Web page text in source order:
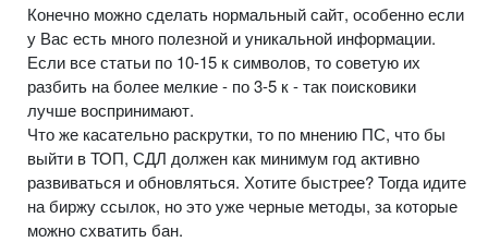
Конечно можно сделать нормальный сайт, особенно если
у Вас есть много полезной и уникальной информации.
Если все статьи по 10-15 к символов, то советую их
разбить на более мелкие - по 3-5 к - так поисковики
лучше воспринимают.
Что же касательно раскрутки, то по мнению ПС, что бы
выйти в ТОП, СДЛ должен как минимум год активно
развиваться и обновляться. Хотите быстрее? Тогда идите
на биржу ссылок, но это уже черные методы, за которые
можно схватить бан.